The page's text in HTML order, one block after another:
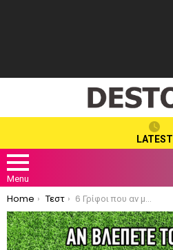
LATEST
Menu
You are here:
Home Τεστ 6 Γρίφοι που αν μπορέσετε να τους λύσετε όλους, σίγουρα είστε ξεχωριστοί